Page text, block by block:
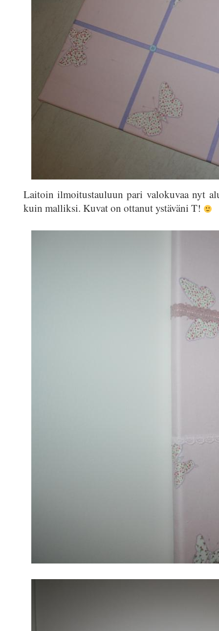
Laitoin ilmoitustauluun pari valokuvaa nyt
kuin malliksi. Kuvat on ottanut ystäväni T!